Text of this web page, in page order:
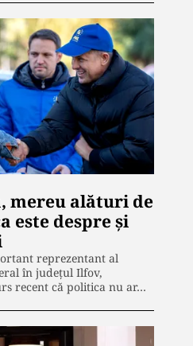
mereu alături de
este despre și
reprezentant al
în județul Ilfov,
recent că politica nu ar…